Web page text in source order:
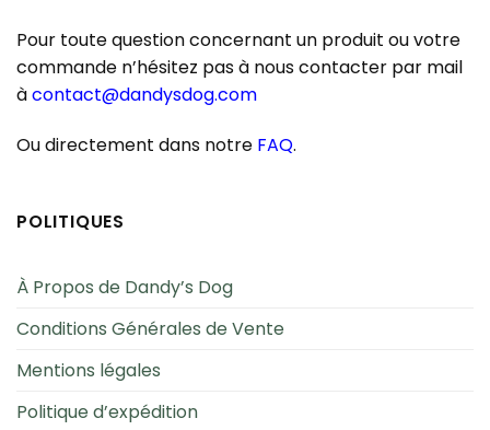
Pour toute question concernant un produit ou votre
commande n’hésitez pas à nous contacter par mail
àcontact@dandysdog.com
Ou directement dans notre FAQ.
POLITIQUES
À Propos de Dandy’s Dog
Conditions Générales de Vente
Mentions légales
Politique d’expédition